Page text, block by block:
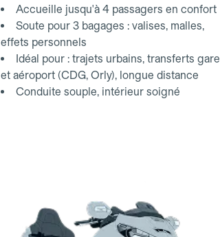
Accueille jusqu'à 4 passagers en confort
Soute pour 3 bagages : valises, malles,
effets personnels
Idéal pour : trajets urbains, transferts gare
et aéroport (CDG, Orly), longue distance
Conduite souple, intérieur soigné